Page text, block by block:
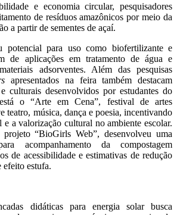
e economia circular, pesquisadores
de resíduos amazônicos por meio da
a partir de sementes de açaí.
potencial para uso como biofertilizante e
de aplicações em tratamento de água e
adsorventes. Além das pesquisas
apresentados na feira também destacam
culturais desenvolvidos por estudantes do
o “Arte em Cena”, festival de artes
teatro, música, dança e poesia, incentivando
a valorização cultural no ambiente escolar.
“BioGirls Web”, desenvolveu uma
acompanhamento da compostagem
de acessibilidade e estimativas de redução
efeito estufa.
didáticas para energia solar busca